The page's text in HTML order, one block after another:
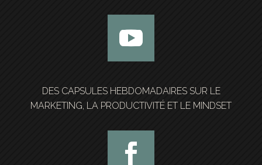
DES CAPSULES HEBDOMADAIRES SUR LE
MARKETING, LA PRODUCTIVITÉ ET LE MINDSET